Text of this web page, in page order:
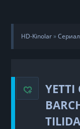
HD-Kinolar»Сериал
YETTI
TILIDA